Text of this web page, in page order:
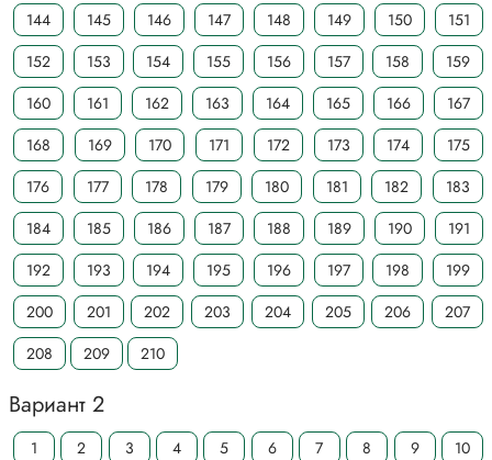
144
145 146 147 148 149 150
151
152
153 154 155 156 157 158
159
160
161 162 163 164 165 166
167
168
169 170 171 172 173 174
175
176
177 178 179 180 181 182
183
184
185 186 187 188 189 190
191
192
193 194 195 196 197 198
199
200
201 202 203 204 205 206
207
208
209 210
Вариант 2
1 2 3 4 5 6 7 8 9
10